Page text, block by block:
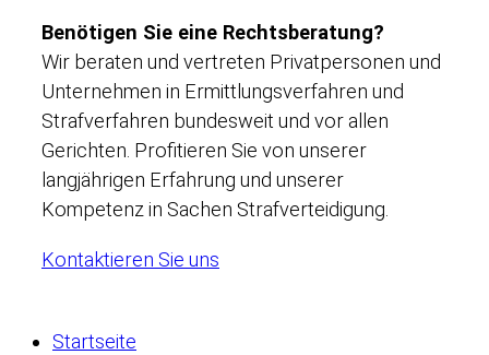
Benötigen Sie eine Rechtsberatung?
Wir beraten und vertreten Privatpersonen und
Unternehmen in Ermittlungsverfahren und
Strafverfahren bundesweit und vor allen
Gerichten. Profitieren Sie von unserer
langjährigen Erfahrung und unserer
Kompetenz in Sachen Strafverteidigung.
Kontaktieren Sie uns
Startseite